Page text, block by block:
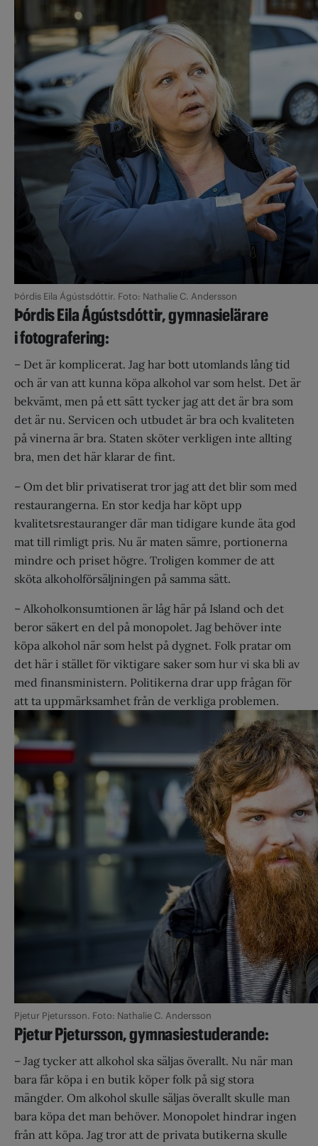
Þórdis Eila Ágústsdóttir. Foto: Nathalie C. Andersson
Þórdis Eila Ágústsdóttir, gymnasielärare
i fotografering:
– Det är komplicerat. Jag har bott utomlands lång tid
och är van att kunna köpa alkohol var som helst. Det är
bekvämt, men på ett sätt tycker jag att det är bra som
det är nu. Servicen och utbudet är bra och kvaliteten
på vinerna är bra. Staten sköter verkligen inte allting
bra, men det här klarar de fint.
– Om det blir privatiserat tror jag att det blir som med
restaurangerna. En stor kedja har köpt upp
kvalitetsrestauranger där man tidigare kunde äta god
mat till rimligt pris. Nu är maten sämre, portionerna
mindre och priset högre. Troligen kommer de att
sköta alkoholförsäljningen på samma sätt.
– Alkoholkonsumtionen är låg här på Island och det
beror säkert en del på monopolet. Jag behöver inte
köpa alkohol när som helst på dygnet. Folk pratar om
det här i stället för viktigare saker som hur vi ska bli av
med finansministern. Politikerna drar upp frågan för
att ta uppmärksamhet från de verkliga problemen.
Pjetur Pjetursson. Foto: Nathalie C. Andersson
Pjetur Pjetursson, gymnasie­studerande:
– Jag tycker att alkohol ska säljas överallt. Nu när man
bara får köpa i en butik köper folk på sig stora
mängder. Om alkohol skulle säljas överallt skulle man
bara köpa det man behöver. Monopolet hindrar ingen
från att köpa. Jag tror att de privata butikerna skulle